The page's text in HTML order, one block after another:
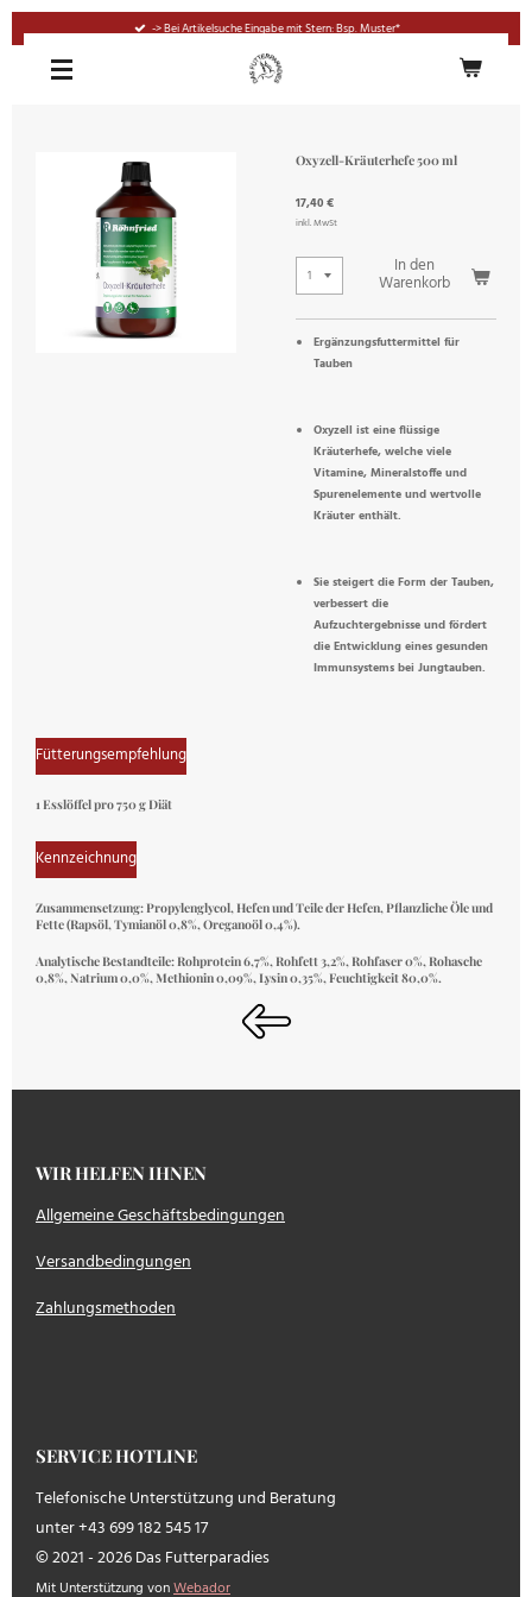
springen
-> Bei Artikelsuche Eingabe mit Stern: Bsp. Muster*
Oxyzell-Kräuterhefe 500 ml
17,40 €
inkl. MwSt
In den
Warenkorb
Ergänzungsfuttermittel für
Tauben
Oxyzell ist eine flüssige
Kräuterhefe, welche viele
Vitamine, Mineralstoffe und
Spurenelemente und wertvolle
Kräuter enthält.
Sie steigert die Form der Tauben,
verbessert die
Aufzuchtergebnisse und fördert
die Entwicklung eines gesunden
Immunsystems bei Jungtauben.
Fütterungsempfehlung
1 Esslöffel pro 750 g Diät
Kennzeichnung
Zusammensetzung:Propylenglycol, Hefen und Teile der Hefen, Pflanzliche Öle und
Fette (Rapsöl, Tymianöl 0,8%, Oreganoöl 0,4%).
Analytische Bestandteile:Rohprotein 6,7%, Rohfett 3,2%, Rohfaser 0%, Rohasche
0,8%, Natrium 0,0%, Methionin 0,09%, Lysin 0,35%, Feuchtigkeit 80,0%.
WIR HELFEN IHNEN
Allgemeine Geschäftsbedingungen
Versandbedingungen
Zahlungsmethoden
SERVICE HOTLINE
Telefonische Unterstützung und Beratung
unter +43 699 182 545 17
© 2021 - 2026 Das Futterparadies
Mit Unterstützung vonWebador